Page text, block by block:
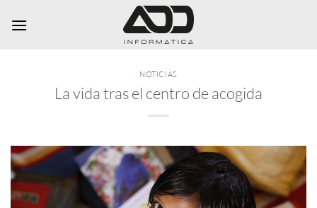
NOTICIAS
La vida tras el centro de acogida